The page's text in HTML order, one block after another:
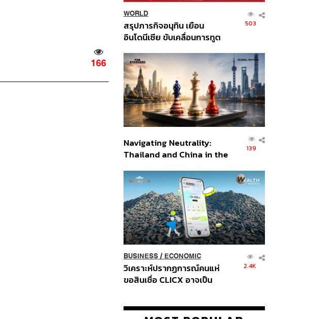
166
WORLD
สรุปภารกิจอนุทิน เยือน
อินโดนีเซีย ขับเคลื่อนการทูต
ส่วนยุทธศาสตร์ไทย –
อินโดนีเซีย
503
Navigating Neutrality:
Thailand and China in the
Order
139
BUSINESS/ ECONOMIC
วิเคราะห์ปรากฏการณ์คนแห่
ขอสินเชื่อ CLICX อาจเป็น
ปัญหาหนี้ครัวเรือนไทยที่ถูกซุก
2.4K